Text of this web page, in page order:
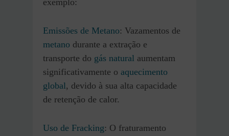
exemplo:
Emissões de Metano: Vazamentos de
metano durante a extração e
transporte do gás natural aumentam
significativamente o aquecimento
global, devido à sua alta capacidade
de retenção de calor.
Uso de Fracking: O fraturamento